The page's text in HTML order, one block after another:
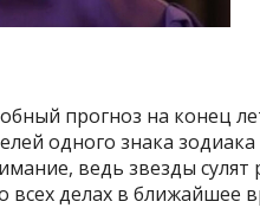
прогноз на конец
одного знака
ведь звезды
всех делах в ближайшее